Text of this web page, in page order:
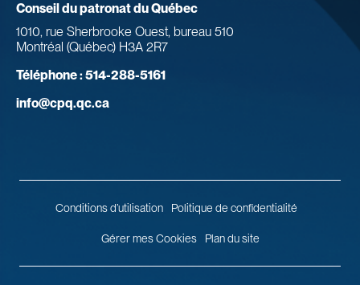
Conseil du patronat du Québec
1010, rue Sherbrooke Ouest, bureau 510
Montréal (Québec) H3A 2R7
Téléphone :514-288-5161
info@cpq.qc.ca
Conditions d’utilisation Politique de confidentialité
Gérer mes Cookies Plan du site